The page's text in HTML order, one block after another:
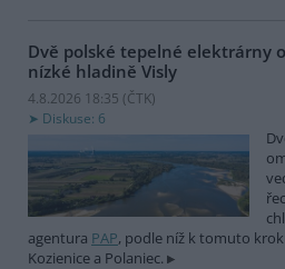
Dvě polské tepelné elektrárny
nízké hladině Visly
4.8.2026 18:35 (ČTK)
Diskuse: 6
agentura PAP, podle níž k tomuto
Kozienice a Polaniec.